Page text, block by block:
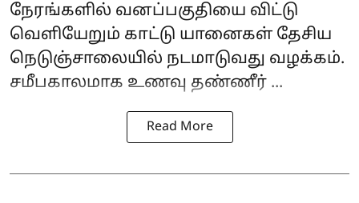
நேரங்களில் வனப்பகுதியை விட்டு
வெளியேறும் காட்டு யானைகள் தேசிய
நெடுஞ்சாலையில் நடமாடுவது வழக்கம்.
சமீபகாலமாக உணவு தண்ணீர் ...
Read More